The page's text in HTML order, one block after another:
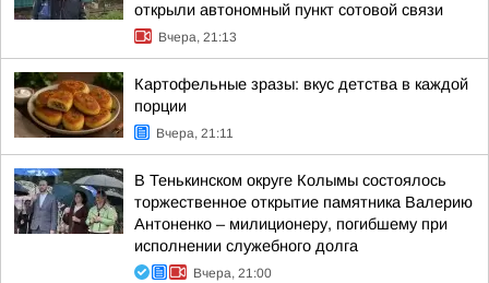
открыли автономный пункт сотовой связи
Вчера, 21:13
Картофельные зразы: вкус детства в каждой
порции
Вчера, 21:11
В Тенькинском округе Колымы состоялось
торжественное открытие памятника Валерию
Антоненко – милиционеру, погибшему при
исполнении служебного долга
Вчера, 21:00